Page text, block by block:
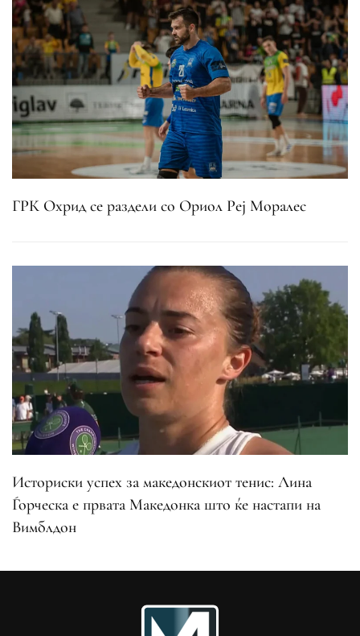
ГРК Охрид се раздели со Ориол Реј Моралес
Историски успех за македонскиот тенис: Лина
Ѓорческа е првата Македонка што ќе настапи на
Вимблдон